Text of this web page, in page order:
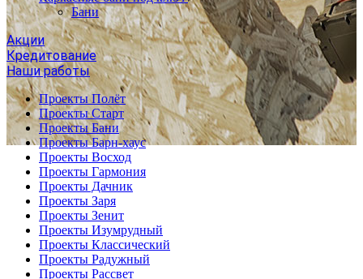
Бани
Акции
Кредитование
Наши работы
Проекты Полёт
Проекты Старт
Проекты Бани
Проекты Барн-хаус
Проекты Восход
Проекты Гармония
Проекты Дачник
Проекты Заря
Проекты Зенит
Проекты Изумрудный
Проекты Классический
Проекты Радужный
Проекты Рассвет